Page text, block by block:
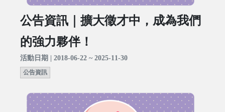
公告資訊｜擴大徵才中，成為我們
的強力夥伴！
活動日期 | 2018-06-22 ~ 2025-11-30
公告資訊